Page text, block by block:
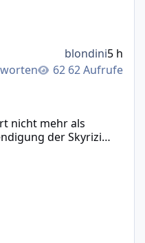
62 Aufrufe
blondini5 h
nicht mehr als
der Skyrizi